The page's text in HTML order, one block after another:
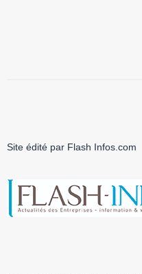
Site édité par Flash Infos.com